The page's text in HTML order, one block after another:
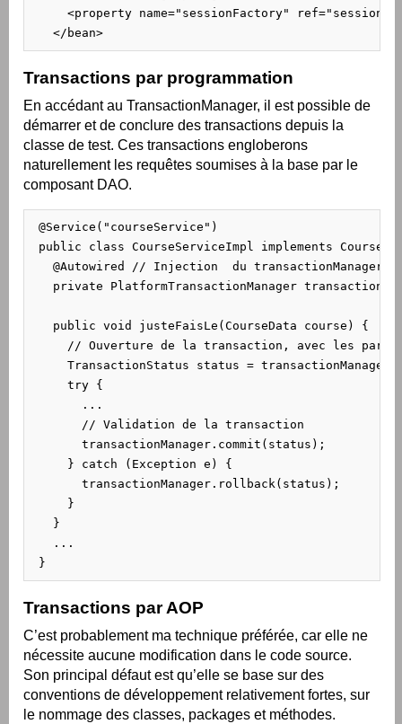
<property name="sessionFactory"
   </bean>
Transactions par programmation
En accédant au TransactionManager, il est possible de
démarrer et de conclure des transactions depuis la
classe de test. Ces transactions engloberons
naturellement les requêtes soumises à la base par le
composant DAO.
@Service("courseService")
public class CourseServiceImpl implements
   @Autowired // Injection  du transactionManager
private PlatformTransactionManager
   public void justeFaisLe(CourseData course) {
// Ouverture de la transaction, avec les
TransactionStatus status =
     try {
       ...
       // Validation de la transaction
       transactionManager.commit(status);
     } catch (Exception e) {
       transactionManager.rollback(status);
     }
   }
   ...
}
Transactions par AOP
C’est probablement ma technique préférée, car elle ne
nécessite aucune modification dans le code source.
Son principal défaut est qu’elle se base sur des
conventions de développement relativement fortes, sur
le nommage des classes, packages et méthodes.